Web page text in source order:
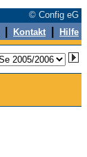
© Config eG
Kontakt Hilfe